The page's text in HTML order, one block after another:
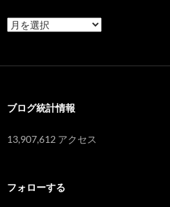
ア
ー
ブログ統計情報
13,907,612 アクセス
フォローする